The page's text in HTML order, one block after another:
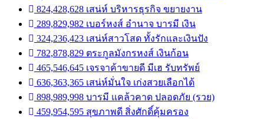
824,428,628 เสน่ห์ บริหารธุรกิจ ขยายงาน
289,829,982 เบอร์หงส์ อำนาจ บารมี เงิน
324,236,423 เสน่ห์สาวโสด ทั้งรักและเงินปัง
782,878,829 ตระกูลมังกรหงส์ เงินก้อน
465,546,645 เจรจาค้าขายดี มีเฮ รับทรัพย์
636,363,365 เสน่ห์มั่นใจ เก่งสวยเลือกได้
898,989,998 บารมี แคล้วคาด ปลอดภัย (รวย)
459,954,595 สุขภาพดี สิ่งศักดิ์คุ้มครอง